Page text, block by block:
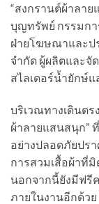
“สงกรานต์ผ้าลา
บุญทรัพย์ กรรมกา
ฝ่ายโฆษณาและป
จำกัด ผู้ผลิตและจั
สไลเดอร์น้ำยักษ์
บริเวณทางเดินตร
ผ้าลายแสนสนุก”
อย่างปลอดภัยปร
การสวมเสื้อผ้าที่มิ
นอกจากนี้ยังมีฟรี
ภายในงานอีกด้วย